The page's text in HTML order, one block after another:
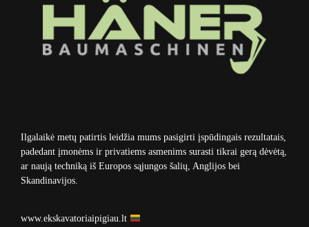
Ilgalaikė metų patirtis leidžia mums pasigirti įspūdingais rezultatais,
padedant įmonėms ir privatiems asmenims surasti tikrai gerą dėvėtą,
ar naują techniką iš Europos sąjungos šalių, Anglijos bei
Skandinavijos.
www.ekskavatoriaipigiau.lt